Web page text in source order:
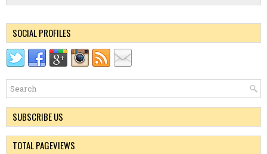
SOCIAL PROFILES
SUBSCRIBE US
TOTAL PAGEVIEWS